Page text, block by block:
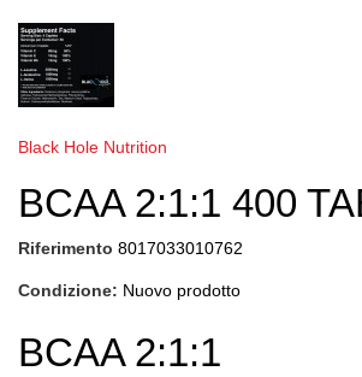
Black Hole Nutrition
BCAA 2:1:1 400
Riferimento 8017033010762
Condizione: Nuovo prodotto
BCAA 2:1:1